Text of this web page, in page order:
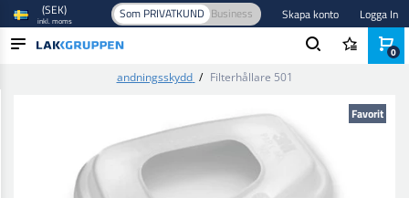
VARUMÄRKEN
(SEK)
inkl. moms Som PRIVATKUND Business Skapa konto Logga In
andningsskydd / Filterhållare 501
Favorit
0